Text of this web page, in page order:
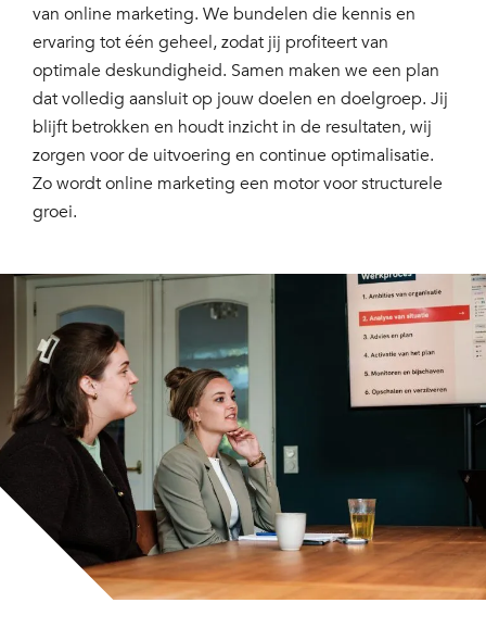
van online marketing. We bundelen die kennis en
ervaring tot één geheel, zodat jij profiteert van
optimale deskundigheid. Samen maken we een plan
dat volledig aansluit op jouw doelen en doelgroep. Jij
blijft betrokken en houdt inzicht in de resultaten, wij
zorgen voor de uitvoering en continue optimalisatie.
Zo wordt online marketing een motor voor structurele
groei.